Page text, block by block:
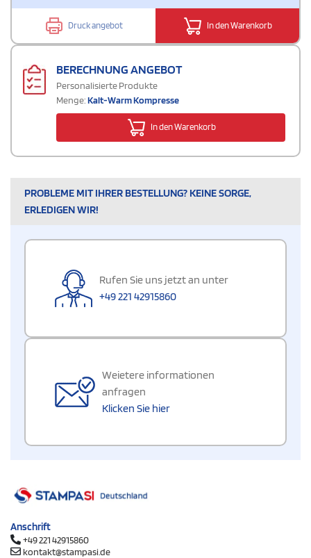
Druck angebot In den Warenkorb
BERECHNUNG ANGEBOT
Personalisierte Produkte
Menge:Kalt-Warm Kompresse
In den Warenkorb
PROBLEME MIT IHRER BESTELLUNG? KEINE SORGE,
ERLEDIGEN WIR!
Rufen Sie uns jetzt an unter
+49 221 42915860
Weietere informationen
anfragen
Klicken Sie hier
Anschrift
+49 221 42915860
kontakt@stampasi.de